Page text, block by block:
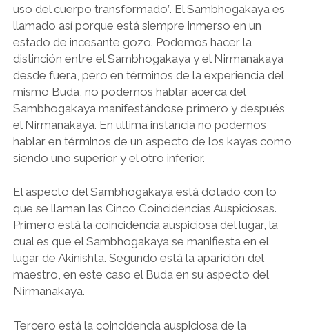
uso del cuerpo transformado”. El Sambhogakaya es
llamado así porque está siempre inmerso en un
estado de incesante gozo. Podemos hacer la
distinción entre el Sambhogakaya y el Nirmanakaya
desde fuera, pero en términos de la experiencia del
mismo Buda, no podemos hablar acerca del
Sambhogakaya manifestándose primero y después
el Nirmanakaya. En ultima instancia no podemos
hablar en términos de un aspecto de los kayas como
siendo uno superior y el otro inferior.
El aspecto del Sambhogakaya está dotado con lo
que se llaman las Cinco Coincidencias Auspiciosas.
Primero está la coincidencia auspiciosa del lugar, la
cual es que el Sambhogakaya se manifiesta en el
lugar de Akinishta. Segundo está la aparición del
maestro, en este caso el Buda en su aspecto del
Nirmanakaya.
Tercero está la coincidencia auspiciosa de la